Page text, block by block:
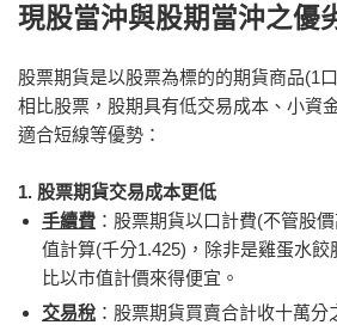
現股當沖與股期當沖之優
股票期貨是以股票為標的的期貨商品(1
相比股票，股期具有低交易成本、小資
適合短線等優勢：
1. 股票期貨交易成本更低
手續費 ：股票期貨以口計費(不管股
值計算(千分1.425)，除非是雞蛋水
比以市值計價來得便宜。
交易稅 ：股票期貨買賣合計收十萬